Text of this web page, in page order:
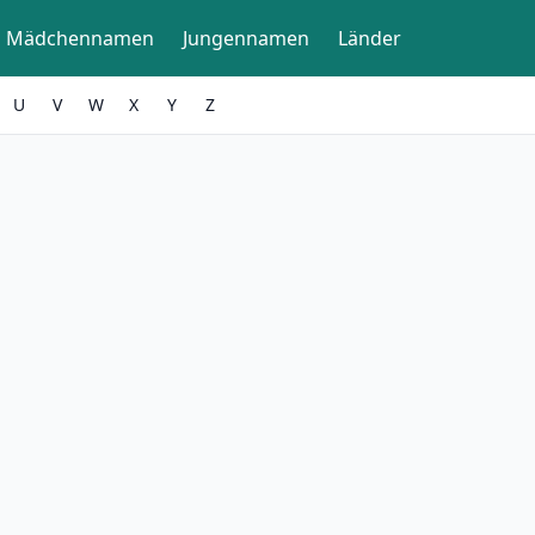
Mädchennamen Jungennamen Länder
U V W X Y Z